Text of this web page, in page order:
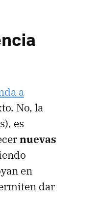
a
No, la
es
nuevas
en
dar